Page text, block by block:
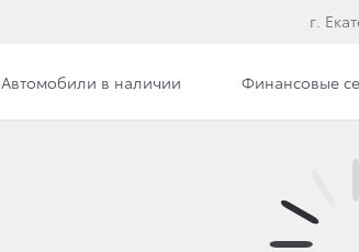
г.
Автомобили в наличии Финансовые